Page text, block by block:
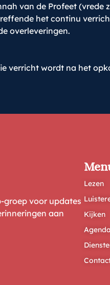
van de Profeet (vrede
het continu
overleveringen.
verricht wordt na het
groep voor updates
aan
Lezen
Kijken
Agenda